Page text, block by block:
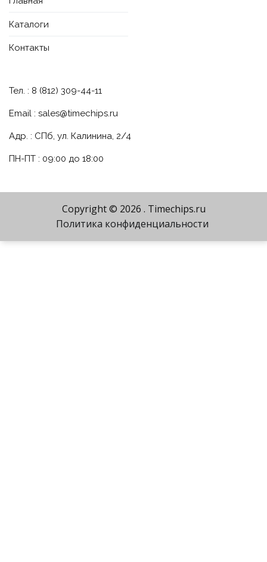
Каталоги
Контакты
Тел. : 8 (812) 309-44-11
Email : sales@timechips.ru
Адр. : СПб, ул. Калинина, 2/4
ПН-ПТ : 09:00 до 18:00
Copyright © 2026 . Timechips.ru
Политика конфиденциальности